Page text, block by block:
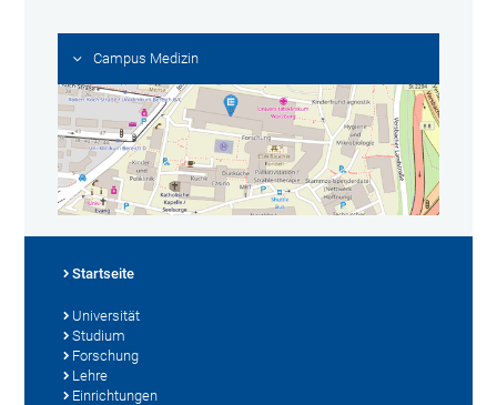
Campus Medizin
Startseite
Universität
Studium
Forschung
Lehre
Einrichtungen